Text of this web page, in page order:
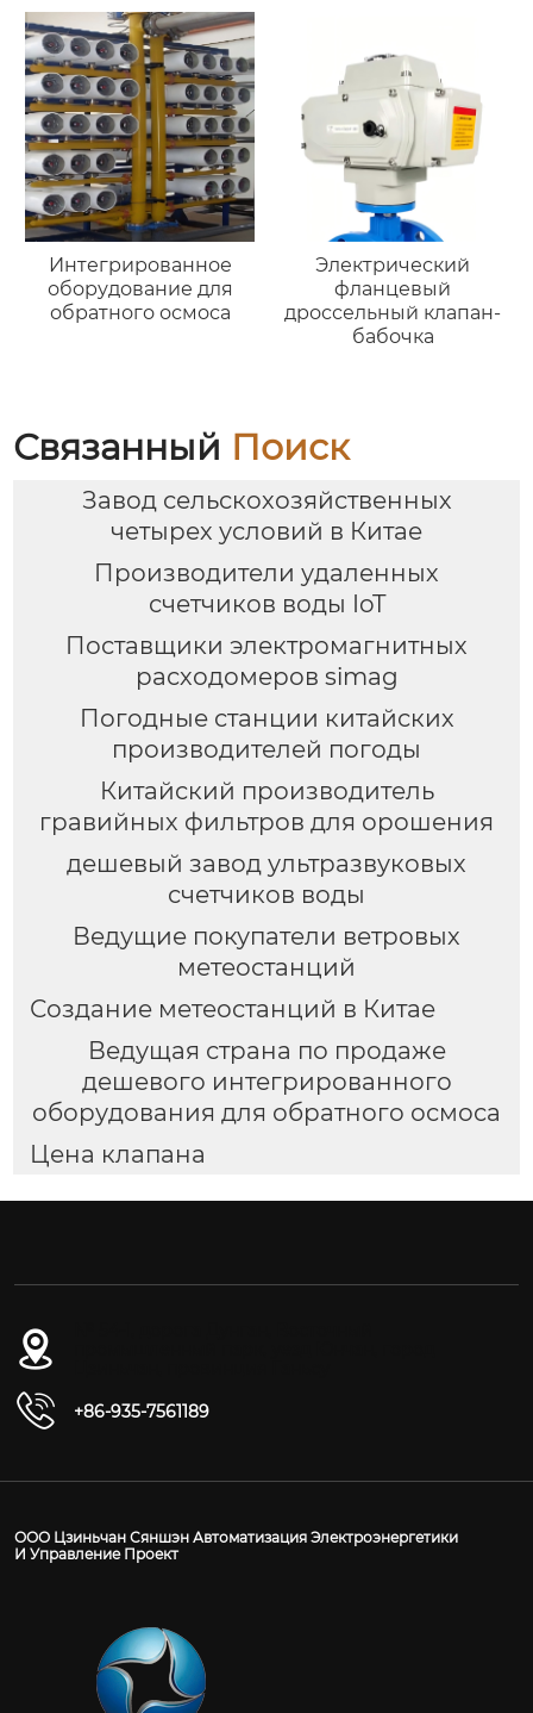
Интегрированное
оборудование для
обратного осмоса
Электрический
фланцевый
дроссельный клапан-
бабочка
Связанный Поиск
Завод сельскохозяйственных
четырех условий в Китае
Производители удаленных
счетчиков воды IoT
Поставщики электромагнитных
расходомеров simag
Погодные станции китайских
производителей погоды
Китайский производитель
гравийных фильтров для орошения
дешевый завод ультразвуковых
счетчиков воды
Ведущие покупатели ветровых
метеостанций
Создание метеостанций в Китае
Ведущая страна по продаже
дешевого интегрированного
оборудования для обратного осмоса
Цена клапана
+86-935-7561189
ООО Цзиньчан Сяншэн Автоматизация Электроэнергетики
И Управление Проект